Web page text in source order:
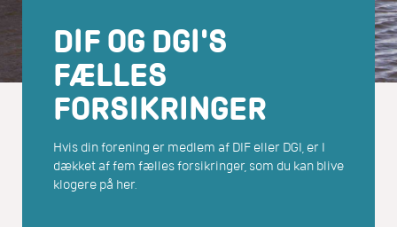
DIF OG DGI'S
FÆLLES
FORSIKRINGER
Hvis din forening er medlem af DIF eller DGI, er I
dækket af fem fælles forsikringer, som du kan blive
klogere på her.